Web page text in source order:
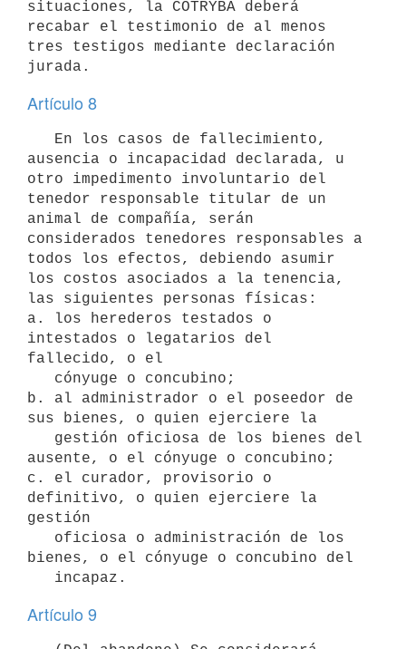
situaciones, la COTRYBA deberá
recabar el testimonio de al menos
tres testigos mediante declaración
Artículo 8
ausencia o incapacidad declarada, u
otro impedimento involuntario del
tenedor responsable titular de un
animal de compañía, serán
considerados tenedores responsables a
todos los efectos, debiendo asumir
los costos asociados a la tenencia,
las siguientes personas físicas:
a. los herederos testados o
intestados o legatarios del
fallecido, o el
b. al administrador o el poseedor de
sus bienes, o quien ejerciere la
ausente, o el cónyuge o concubino;
c. el curador, provisorio o
definitivo, o quien ejerciere la
gestión
bienes, o el cónyuge o concubino del
Artículo 9